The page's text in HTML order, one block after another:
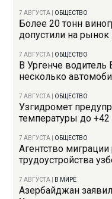
7 АВГУСТА ОБЩЕСТВО
Более 20 тонн
допустили на рынок
7 АВГУСТА ОБЩЕСТВО
В Ургенче водитель
несколько
7 АВГУСТА ОБЩЕСТВО
Узгидромет
температуры до
7 АВГУСТА ОБЩЕСТВО
Агентство
трудоустройства
7 АВГУСТА В МИРЕ
Азербайджан заявил